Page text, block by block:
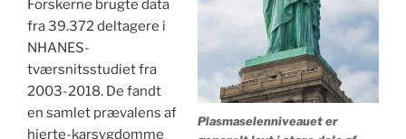
Plasmaselenniveauet er
Forskerne brugte data
fra 39.372 deltagere i
NHANES-
tværsnitsstudiet fra
2003-2018. De fandt
en samlet prævalens af
hjerte-karsygdomme